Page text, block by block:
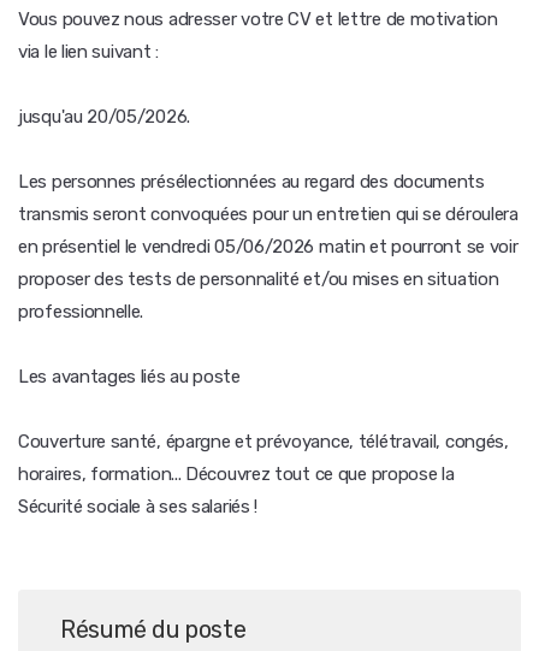
Vous pouvez nous adresser votre CV et lettre de motivation
via le lien suivant :
jusqu'au 20/05/2026.
Les personnes présélectionnées au regard des documents
transmis seront convoquées pour un entretien qui se déroulera
en présentiel le vendredi 05/06/2026 matin et pourront se voir
proposer des tests de personnalité et/ou mises en situation
professionnelle.
Les avantages liés au poste
Couverture santé, épargne et prévoyance, télétravail, congés,
horaires, formation... Découvrez tout ce que propose la
Sécurité sociale à ses salariés !
Résumé du poste